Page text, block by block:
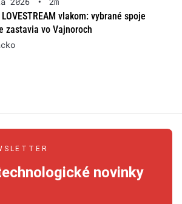
vlakom: vybrané spoje
zastavia vo Vajnoroch
novinky